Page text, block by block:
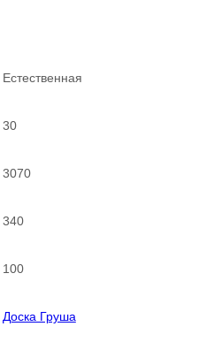
Естественная
30
3070
340
100
Доска Груша